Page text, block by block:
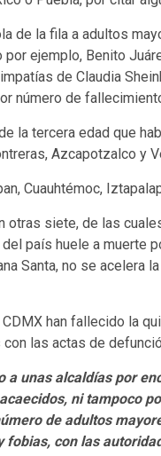
de la fila a adultos
ejemplo, Benito
de Claudia
número de
la tercera edad que
Azcapotzalco y
Cuauhtémoc,
otras siete, de las
país huele a muerte
Santa, no se acelera
han fallecido la
las actas de
unas alcaldías por
ni tampoco
de adultos
con las